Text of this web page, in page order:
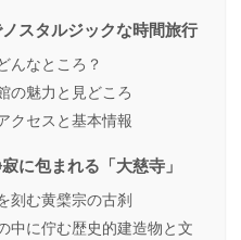
スタルジックな時間旅行
んなところ？
の魅力と見どころ
クセスと基本情報
に包まれる「大慈寺」
刻む黄檗宗の古刹
中に佇む歴史的建造物と文